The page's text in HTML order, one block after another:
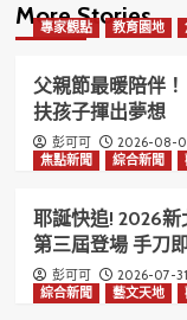
More Stories
專家觀點 教育園地
父親節最暖陪伴
扶孩子揮出夢想
彭可可
2026-08-
焦點新聞
綜合新聞
耶誕快追! 2026
第三屆登場 手刀
彭可可
2026-07-31
綜合新聞
藝文天地